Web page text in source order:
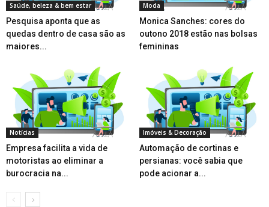
Saúde, beleza & bem estar
Pesquisa aponta que as
quedas dentro de casa são as
maiores...
Moda
Monica Sanches: cores do
outono 2018 estão nas bolsas
femininas
Notícias
Empresa facilita a vida de
motoristas ao eliminar a
burocracia na...
Imóveis & Decoração
Automação de cortinas e
persianas: você sabia que
pode acionar a...